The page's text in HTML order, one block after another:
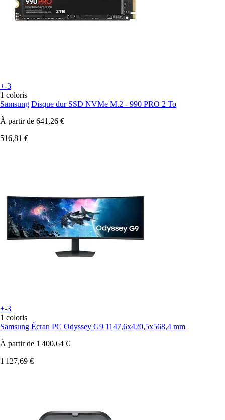
+-3
1 coloris
Samsung Disque dur SSD NVMe M.2 - 990 PRO 2 To
À partir de 641,26 €
516,81 €
+-3
1 coloris
Samsung Écran PC Odyssey G9 1147,6x420,5x568,4 mm
À partir de 1 400,64 €
1 127,69 €